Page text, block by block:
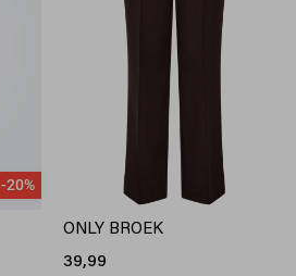
-20%
ONLY BROEK
39,99